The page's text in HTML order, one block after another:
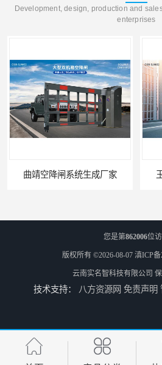
Development, design, production and
enterprises
系统生成厂家 玉溪工业空降闸
德宏工业闸门厂家
您是第862006位
版权所有 ©2026-08-07 滇ICP备
云南实名智科技有限公司
技术支持： 八方资源网 免责声明